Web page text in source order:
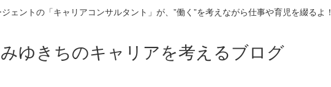
ェントの「キャリアコンサルタント」が、”働く”を考えながら仕事や育児を綴るよ！
みゆきちのキャリアを考えるブログ